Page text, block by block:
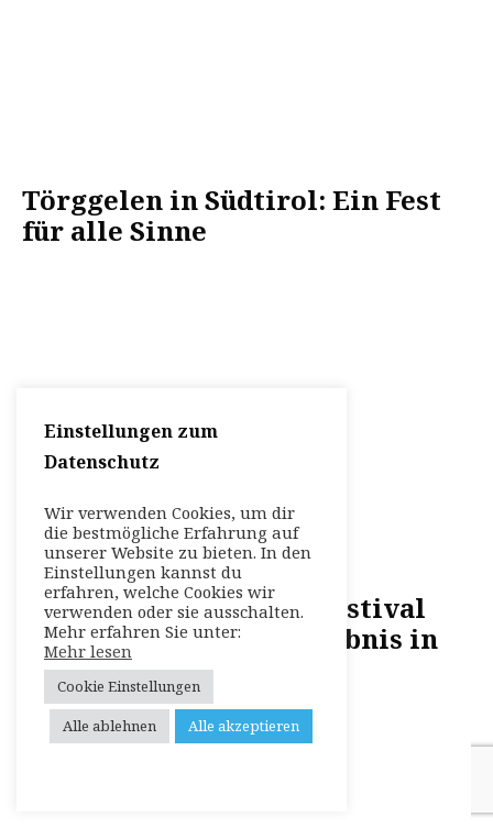
Törggelen in Südtirol: Ein Fest
für alle Sinne
Great American Beer Festival
2026: Ein Open-Air-Erlebnis in
Denver
Einstellungen zum
Datenschutz
Wir verwenden Cookies, um dir
die bestmögliche Erfahrung auf
unserer Website zu bieten. In den
Einstellungen kannst du
erfahren, welche Cookies wir
verwenden oder sie ausschalten.
Mehr erfahren Sie unter:
Mehr lesen
Cookie Einstellungen
Alle ablehnen
Alle akzeptieren